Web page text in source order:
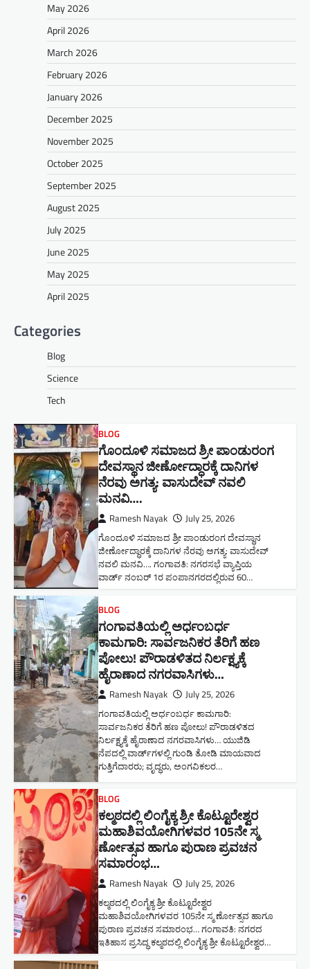
May 2026
April 2026
March 2026
February 2026
January 2026
December 2025
November 2025
October 2025
September 2025
August 2025
July 2025
June 2025
May 2025
April 2025
Categories
Blog
Science
Tech
BLOG
ಗೊಂದೂಳಿ ಸಮಾಜದ ಶ್ರೀ ಪಾಂಡುರಂಗ
ದೇವಸ್ಥಾನ ಜೀರ್ಣೋದ್ಧಾರಕ್ಕೆ ದಾನಿಗಳ
ನೆರವು ಅಗತ್ಯ: ವಾಸುದೇವ್ ನವಲಿ
ಮನವಿ​….
Ramesh Nayak July 25, 2026
ಗೊಂದೂಳಿ ಸಮಾಜದ ಶ್ರೀ ಪಾಂಡುರಂಗ ದೇವಸ್ಥಾನ
ಜೀರ್ಣೋದ್ಧಾರಕ್ಕೆ ದಾನಿಗಳ ನೆರವು ಅಗತ್ಯ: ವಾಸುದೇವ್
ನವಲಿ ಮನವಿ​…. ಗಂಗಾವತಿ: ​ನಗರಸಭೆ ವ್ಯಾಪ್ತಿಯ
ವಾರ್ಡ್ ನಂಬರ್ 1ರ ಪಂಪಾನಗರದಲ್ಲಿರುವ 60…
BLOG
ಗಂಗಾವತಿಯಲ್ಲಿ ಅರ್ಧಂಬರ್ಧ
ಕಾಮಗಾರಿ: ಸಾರ್ವಜನಿಕರ ತೆರಿಗೆ ಹಣ
ಪೋಲು! ಪೌರಾಡಳಿತದ ನಿರ್ಲಕ್ಷ್ಯಕ್ಕೆ
ಹೈರಾಣಾದ ನಗರವಾಸಿಗಳು​…
Ramesh Nayak July 25, 2026
ಗಂಗಾವತಿಯಲ್ಲಿ ಅರ್ಧಂಬರ್ಧ ಕಾಮಗಾರಿ:
ಸಾರ್ವಜನಿಕರ ತೆರಿಗೆ ಹಣ ಪೋಲು! ಪೌರಾಡಳಿತದ
ನಿರ್ಲಕ್ಷ್ಯಕ್ಕೆ ಹೈರಾಣಾದ ನಗರವಾಸಿಗಳು​… ಯುಜಿಡಿ
ನೆಪದಲ್ಲಿ ವಾರ್ಡ್‌ಗಳಲ್ಲಿ ಗುಂಡಿ ತೋಡಿ ಮಾಯವಾದ
ಗುತ್ತಿಗೆದಾರರು; ವೃದ್ಧರು, ಅಂಗವಿಕಲರ…
BLOG
ಕಲ್ಮಠದಲ್ಲಿ ಲಿಂಗೈಕ್ಯ ಶ್ರೀ ಕೊಟ್ಟೂರೇಶ್ವರ
ಮಹಾಶಿವಯೋಗಿಗಳವರ 105ನೇ ಸ್ಮ
ರ್ಣೋತ್ಸವ ಹಾಗೂ ಪುರಾಣ ಪ್ರವಚನ
ಸಮಾರಂಭ​…
Ramesh Nayak July 25, 2026
ಕಲ್ಮಠದಲ್ಲಿ ಲಿಂಗೈಕ್ಯ ಶ್ರೀ ಕೊಟ್ಟೂರೇಶ್ವರ
ಮಹಾಶಿವಯೋಗಿಗಳವರ 105ನೇ ಸ್ಮ ರ್ಣೋತ್ಸವ ಹಾಗೂ
ಪುರಾಣ ಪ್ರವಚನ ಸಮಾರಂಭ​… ಗಂಗಾವತಿ: ನಗರದ
ಇತಿಹಾಸ ಪ್ರಸಿದ್ಧ ಕಲ್ಮಠದಲ್ಲಿ ಲಿಂಗೈಕ್ಯ ಶ್ರೀ ಕೊಟ್ಟೂರೇಶ್ವರ…